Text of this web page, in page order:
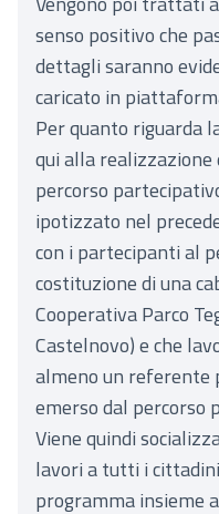
senso positivo che
dettagli saranno
caricato in
Per quanto riguarda
qui alla
percorso
ipotizzato nel
con i partecipanti al
costituzione di una
Cooperativa Parco
Castelnovo) e che
almeno un referente
emerso dal percorso
Viene quindi
lavori a tutti i
programma insieme